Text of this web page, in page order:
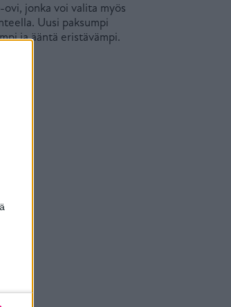
jonka voi valita myös
Uusi paksumpi
ja ääntä eristävämpi.